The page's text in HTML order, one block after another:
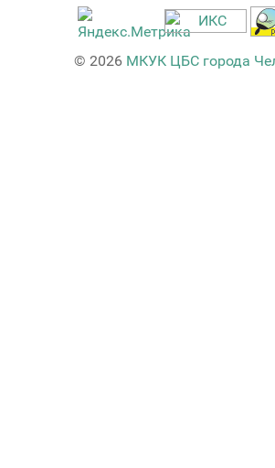
© 2026 МКУК ЦБС города